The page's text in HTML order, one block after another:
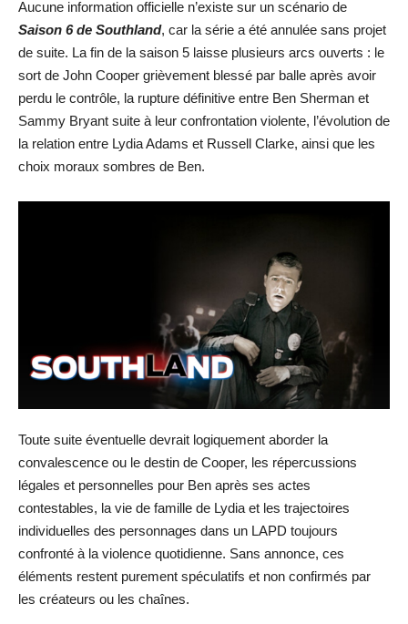
Aucune information officielle n’existe sur un scénario de
Saison 6 de Southland, car la série a été annulée sans projet
de suite. La fin de la saison 5 laisse plusieurs arcs ouverts : le
sort de John Cooper grièvement blessé par balle après avoir
perdu le contrôle, la rupture définitive entre Ben Sherman et
Sammy Bryant suite à leur confrontation violente, l’évolution de
la relation entre Lydia Adams et Russell Clarke, ainsi que les
choix moraux sombres de Ben.
Toute suite éventuelle devrait logiquement aborder la
convalescence ou le destin de Cooper, les répercussions
légales et personnelles pour Ben après ses actes
contestables, la vie de famille de Lydia et les trajectoires
individuelles des personnages dans un LAPD toujours
confronté à la violence quotidienne. Sans annonce, ces
éléments restent purement spéculatifs et non confirmés par
les créateurs ou les chaînes.